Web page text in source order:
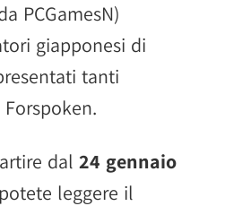
PCGamesN)
giapponesi di
tanti
dal 24 gennaio
leggere il